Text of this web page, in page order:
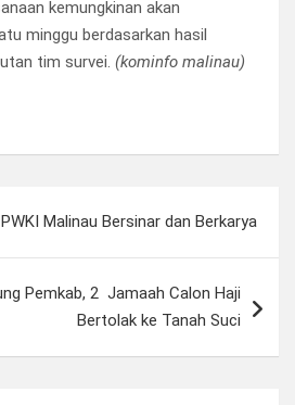
kemungkinan akan
minggu berdasarkan hasil
tim survei. (kominfo malinau)
Malinau Bersinar dan Berkarya
Pemkab, 2 Jamaah Calon Haji
Bertolak ke Tanah Suci